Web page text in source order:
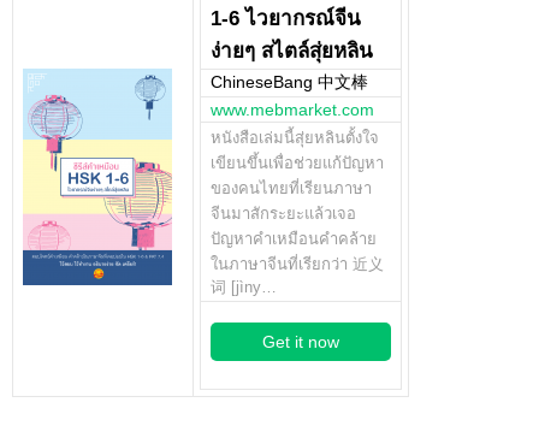
1-6 ไวยากรณ์จีน
ง่ายๆ สไตล์สุ่ยหลิน
ChineseBang 中文棒
www.mebmarket.com
หนังสือเล่มนี้สุ่ยหลินตั้งใจ
เขียนขึ้นเพื่อช่วยแก้ปัญหา
ของคนไทยที่เรียนภาษา
จีนมาสักระยะแล้วเจอ
ปัญหาคำเหมือนคำคล้าย
ในภาษาจีนที่เรียกว่า 近义
词 [jìny…
Get it now